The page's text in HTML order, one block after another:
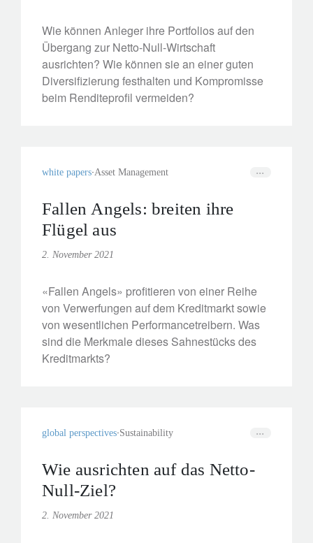
Wie können Anleger ihre Portfolios auf den
Übergang zur Netto-Null-Wirtschaft
ausrichten? Wie können sie an einer guten
Diversifizierung festhalten und Kompromisse
beim Renditeprofil vermeiden?
white papers Asset Management
Fallen Angels: breiten ihre
Flügel aus
2. November 2021
«Fallen Angels» profitieren von einer Reihe
von Verwerfungen auf dem Kreditmarkt sowie
von wesentlichen Performancetreibern. Was
sind die Merkmale dieses Sahnestücks des
Kreditmarkts?
global perspectives Sustainability
Wie ausrichten auf das Netto-
Null-Ziel?
2. November 2021